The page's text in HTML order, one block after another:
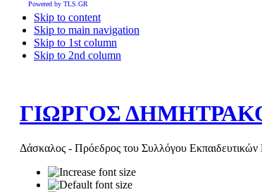
Skip to content
Skip to main navigation
Skip to 1st column
Skip to 2nd column
ΓΙΩΡΓΟΣ
Δάσκαλος - Πρόεδρος του Συλλόγου
Powered by TLS.GR